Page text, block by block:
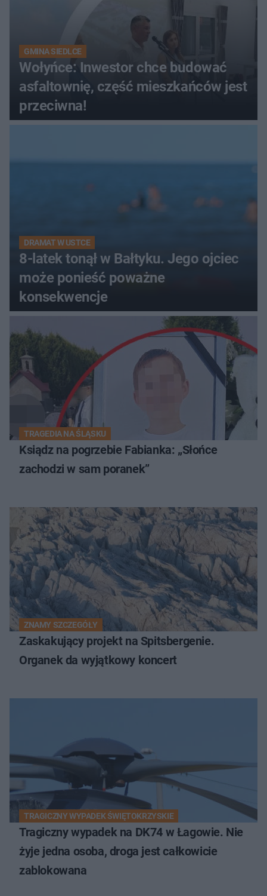
GMINA SIEDLCE
Wołyńce: Inwestor chce budować
asfaltownię, część mieszkańców jest
przeciwna!
DRAMAT W USTCE
8-latek tonął w Bałtyku. Jego ojciec
może ponieść poważne
konsekwencje
TRAGEDIA NA ŚLĄSKU
Ksiądz na pogrzebie Fabianka: „Słońce
zachodzi w sam poranek”
ZNAMY SZCZEGÓŁY
Zaskakujący projekt na Spitsbergenie.
Organek da wyjątkowy koncert
TRAGICZNY WYPADEK ŚWIĘTOKRZYSKIE
Tragiczny wypadek na DK74 w Łagowie. Nie
żyje jedna osoba, droga jest całkowicie
zablokowana